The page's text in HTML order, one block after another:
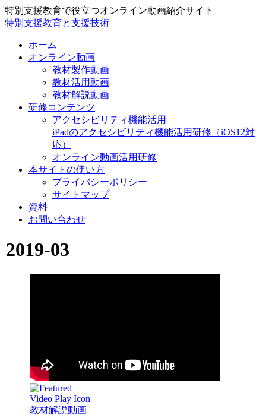
特別支援教育で役立つオンライン動画紹介サイト
特別支援教育と支援技術
ホーム
オンライン動画
教材製作動画
教材活用動画
教材解説動画
研修コンテンツ
アクセシビリティ機能活用
iPadのアクセシビリティ機能活用研修（iOS12対
応）
オンライン動画活用研修
本サイトの使い方
プライバシーポリシー
サイトマップ
資料
お問い合わせ
2019-03
教材解説動画